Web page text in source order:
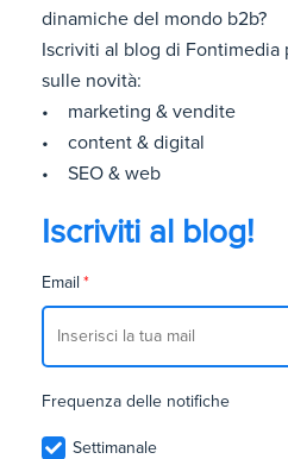
dinamiche del mondo b2b?
Iscriviti al blog di Fontimedia
sulle novità:
• marketing & vendite
• content & digital
• SEO & web
Iscriviti al blog!
Email *
Frequenza delle notifiche
Settimanale